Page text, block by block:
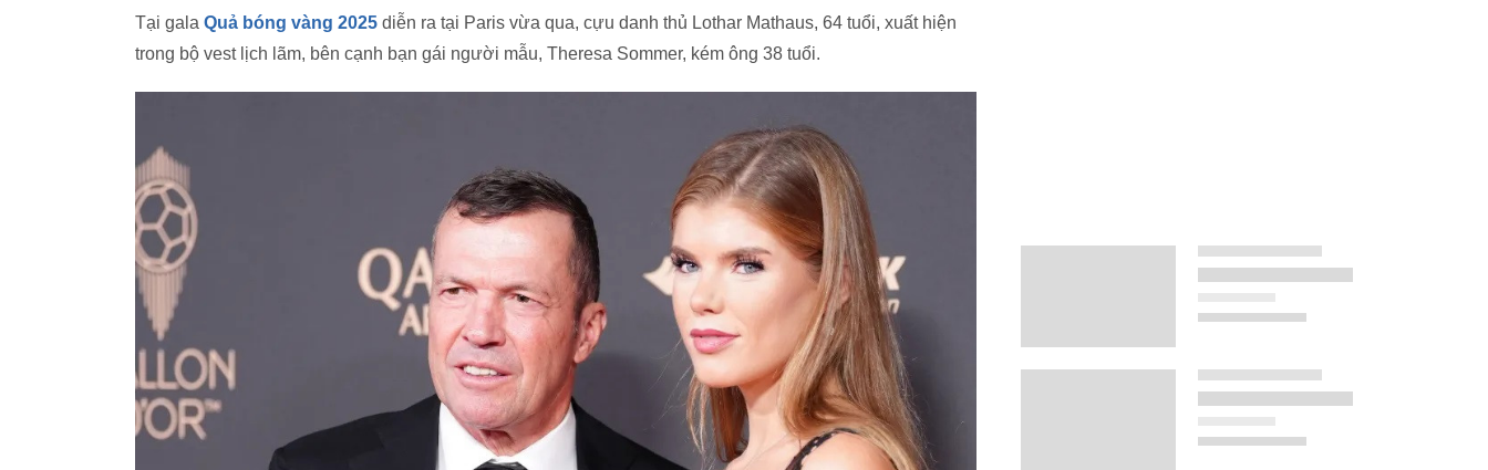
Tại gala Quả bóng vàng 2025 diễn ra tại Paris vừa qua, cựu danh thủ Lothar Mathaus, 64 tuổi, xuất hiện
trong bộ vest lịch lãm, bên cạnh bạn gái người mẫu, Theresa Sommer, kém ông 38 tuổi.